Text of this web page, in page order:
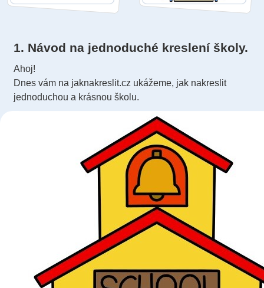
1. Návod na jednoduché kreslení školy.
Ahoj!
Dnes vám na jaknakreslit.cz ukážeme, jak nakreslit
jednoduchou a krásnou školu.